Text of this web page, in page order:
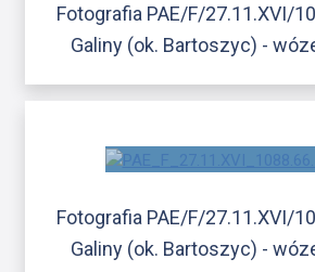
Fotografia PAE/F/27.11.XVI/
Galiny (ok. Bartoszyc) -
Fotografia PAE/F/27.11.XVI/
Galiny (ok. Bartoszyc) -